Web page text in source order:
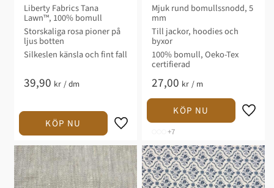
Liberty Fabrics Tana
Lawn™, 100% bomull
Storskaliga rosa pioner på
ljus botten
Silkeslen känsla och fint fall
39,90 kr /dm
Mjuk rund bomullssnodd, 5
mm
Till jackor, hoodies och
byxor
100% bomull, Oeko-Tex
certifierad
27,00 kr / m
+7